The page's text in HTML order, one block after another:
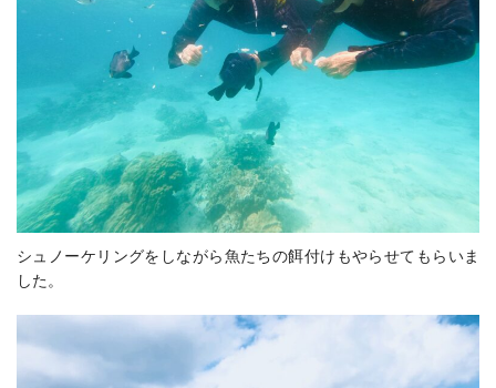
シュノーケリングをしながら魚たちの餌付けもやらせてもらいま
した。